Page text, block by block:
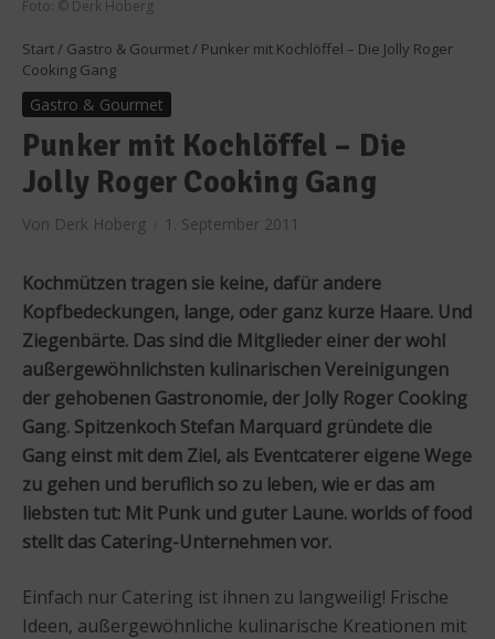
Foto: © Derk Hoberg
Start / Gastro & Gourmet / Punker mit Kochlöffel – Die Jolly Roger
Cooking Gang
Gastro & Gourmet
Punker mit Kochlöffel – Die
Jolly Roger Cooking Gang
Von Derk Hoberg 1. September 2011
Kochmützen tragen sie keine, dafür andere
Kopfbedeckungen, lange, oder ganz kurze Haare. Und
Ziegenbärte. Das sind die Mitglieder einer der wohl
außergewöhnlichsten kulinarischen Vereinigungen
der gehobenen Gastronomie, der Jolly Roger Cooking
Gang. Spitzenkoch Stefan Marquard gründete die
Gang einst mit dem Ziel, als Eventcaterer eigene Wege
zu gehen und beruflich so zu leben, wie er das am
liebsten tut: Mit Punk und guter Laune. worlds of food
stellt das Catering-Unternehmen vor.
Einfach nur Catering ist ihnen zu langweilig! Frische
Ideen, außergewöhnliche kulinarische Kreationen mit